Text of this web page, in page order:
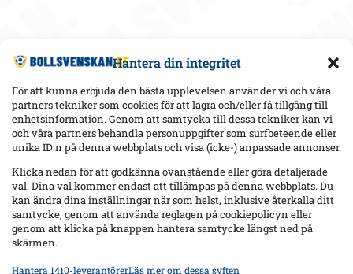
Hantera din integritet
För att kunna erbjuda den bästa upplevelsen använder vi och våra
partners tekniker som cookies för att lagra och/eller få tillgång till
enhetsinformation. Genom att samtycka till dessa tekniker kan vi
och våra partners behandla personuppgifter som surfbeteende eller
unika ID:n på denna webbplats och visa (icke-) anpassade annonser.
Klicka nedan för att godkänna ovanstående eller göra detaljerade
val. Dina val kommer endast att tillämpas på denna webbplats. Du
kan ändra dina inställningar när som helst, inklusive återkalla ditt
samtycke, genom att använda reglagen på cookiepolicyn eller
genom att klicka på knappen hantera samtycke längst ned på
skärmen.
Hantera 1410-leverantörerLäs mer om dessa syften